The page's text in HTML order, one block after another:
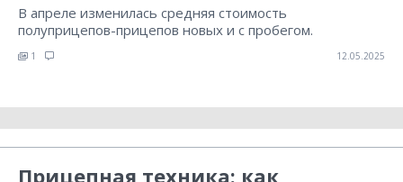
В апреле изменилась средняя стоимость
полуприцепов-прицепов новых и с пробегом.
1 12.05.2025
Прицепная техника: как